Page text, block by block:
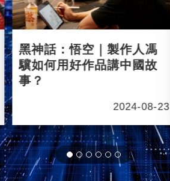
黑神話：悟空｜製作人馮
驥如何用好作品講中國故
事？
2024-08-23